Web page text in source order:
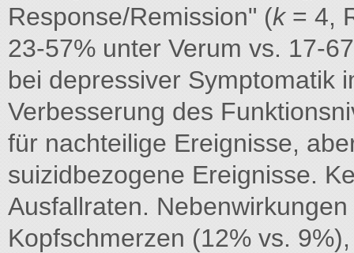
Response/Remission" (k= 4,
23-57% unter Verum vs. 17-
bei depressiver Symptomatik
Verbesserung des
für nachteilige Ereignisse,
suizidbezogene Ereignisse.
Ausfallraten. Nebenwirkungen
Kopfschmerzen (12% vs.